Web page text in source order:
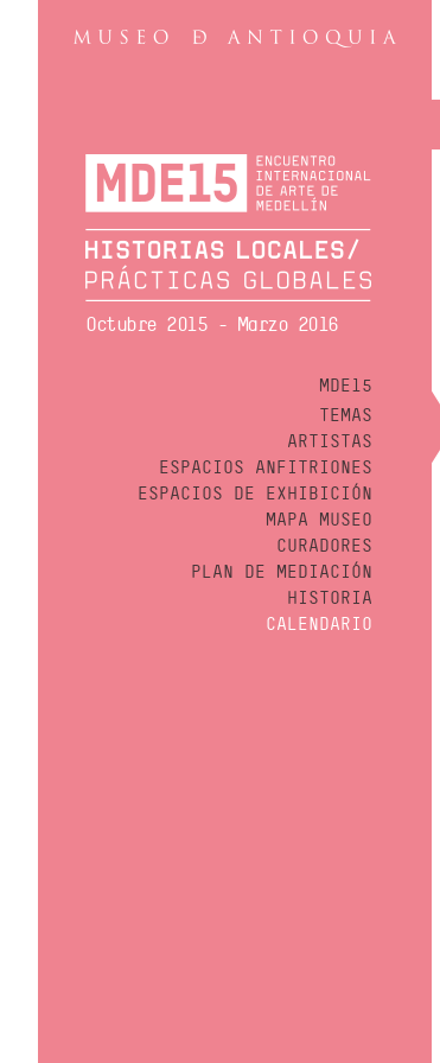
Octubre 2015 - Marzo 2016
MDE15
TEMAS
ARTISTAS
ESPACIOS ANFITRIONES
ESPACIOS DE EXHIBICIÓN
MAPA MUSEO
CURADORES
PLAN DE MEDIACIÓN
HISTORIA
CALENDARIO